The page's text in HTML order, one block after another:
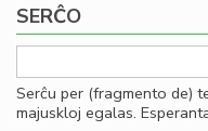
SERĈO
Serĉu per (fragmento de)
majuskloj egalas.